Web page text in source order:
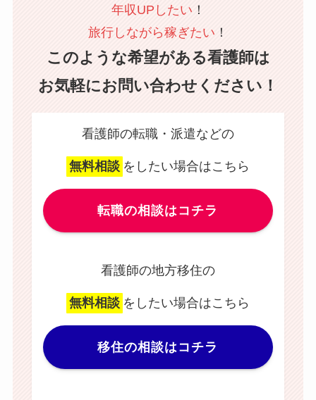
年収UPしたい ！
旅行しながら稼ぎたい ！
このような希望がある看護師は
お気軽にお問い合わせください！
看護師の転職・派遣などの
無料相談 をしたい場合はこちら
転職の相談はコチラ
看護師の地方移住の
無料相談 をしたい場合はこちら
移住の相談はコチラ